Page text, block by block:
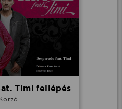
Timi fellépés